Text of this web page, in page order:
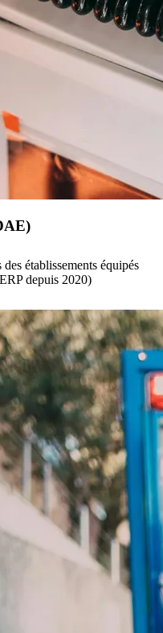
établissements équipés
depuis 2020)